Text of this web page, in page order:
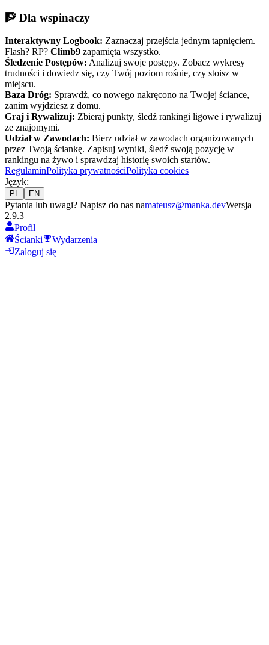
🧗 Dla wspinaczy
Interaktywny Logbook: Zaznaczaj przejścia jednym tapnięciem.
Flash? RP? Climb9 zapamięta wszystko.
Śledzenie Postępów: Analizuj swoje postępy. Zobacz wykresy
trudności i dowiedz się, czy Twój poziom rośnie, czy stoisz w
miejscu.
Baza Dróg: Sprawdź, co nowego nakręcono na Twojej ściance,
zanim wyjdziesz z domu.
Graj i Rywalizuj: Zbieraj punkty, śledź rankingi ligowe i rywalizuj
ze znajomymi.
Udział w Zawodach: Bierz udział w zawodach organizowanych
przez Twoją ściankę. Zapisuj wyniki, śledź swoją pozycję w
rankingu na żywo i sprawdzaj historię swoich startów.
RegulaminPolityka prywatnościPolityka cookies
Język:
PL EN
Pytania lub uwagi? Napisz do nas namateusz@manka.devWersja
2.9.3
Profil
Ścianki
Wydarzenia
Zaloguj się